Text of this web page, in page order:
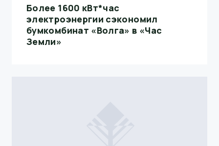
Более 1600 кВт*час
электроэнергии сэкономил
бумкомбинат «Волга» в «Час
Земли»